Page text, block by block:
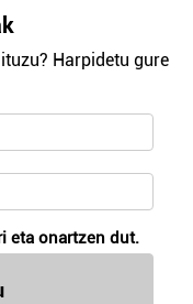
Harpidetu gure
eta onartzen dut.